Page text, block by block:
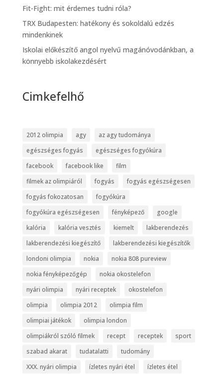
Fit-Fight: mit érdemes tudni róla?
TRX Budapesten: hatékony és sokoldalú edzés
mindenkinek
Iskolai előkészítő angol nyelvű magánóvodánkban, a
könnyebb iskolakezdésért
Cimkefelhő
2012 olimpia agy
az agy tudománya
egészséges fogyás
egészséges fogyókúra
facebook
facebook like
film
filmek az olimpiáról
fogyás
fogyás egészségesen
fogyás fokozatosan
fogyókúra
fogyókúra egészségesen
fényképező
google
kalória
kalória vesztés kiemelt
lakberendezés
lakberendezési kiegészítő
lakberendezési kiegészítők
londoni olimpia
nokia
nokia 808 pureview
nokia fényképezőgép
nokia okostelefon
nyári olimpia
nyári receptek
okostelefon
olimpia
olimpia 2012
olimpia film
olimpiai játékok
olimpia london
olimpiákról szóló filmek
recept receptek
sport
szabad akarat
tudatalatti
tudomány
XXX. nyári olimpia
ízletes nyári étel ízletes étel